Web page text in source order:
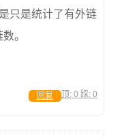
只是统计了有外链
。
顶: 0 踩: 0
回复